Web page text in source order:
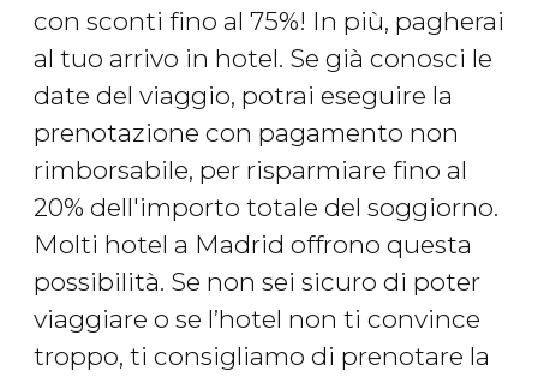
con sconti fino al 75%! In più, pagherai
al tuo arrivo in hotel. Se già conosci le
date del viaggio, potrai eseguire la
prenotazione con pagamento non
rimborsabile, per risparmiare fino al
20% dell'importo totale del soggiorno.
Molti hotel a Madrid offrono questa
possibilità. Se non sei sicuro di poter
viaggiare o se l’hotel non ti convince
troppo, ti consigliamo di prenotare la